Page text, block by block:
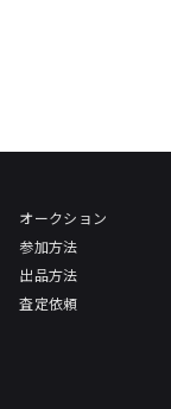
オークション
参加方法
出品方法
査定依頼